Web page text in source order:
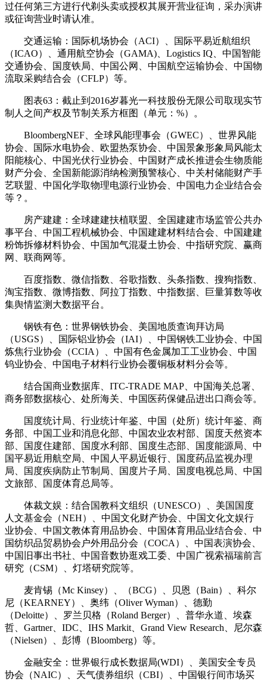
过任何第三方进行代剃头卖或授权其展开营业征询，采办演讲
或征询营业时请认准。
交通运输：国际机场协会（ACI）、国际平易近航组织
（ICAO）、通用航空协会（GAMA)、Logistics IQ、中国智能
交通协会、国度铁局、中国公网、中国航空运输协会、中国物
流取采购结合会（CFLP）等。
图表63：截止到2016岁暮光一科技股份无限公司取现实节
制人之间产权及节制关系方框图（单元：%）。
BloombergNEF、全球风能理事会（GWEC）、世界风能
协会、国际水电协会、欧盟热泵协会、中国景象形象局风能太
阳能核心、中国光伏行业协会、中国财产成长推进会生物质能
财产分会、全国新能源消纳检测预警核心、中关村储能财产手
艺联盟、中国化学取物理电源行业协会、中国电力企业结合会
等？。
房产建建：全球建建扶植联盟、全国建建市场监管公共办
事平台、中国工程机械协会、中国建建材料结合会、中国建建
粉饰拆修材料协会、中国加气混凝土协会、中指研究院、赢商
网、联商网等。
百度指数、微信指数、谷歌指数、头条指数、搜狗指数、
淘宝指数、微博指数、阿拉丁指数、中指数据、巨量算数等收
集舆情监测大数据平台。
钢铁有色：世界钢铁协会、美国地质查询拜访局
（USGS）、国际铝业协会（IAI）、中国钢铁工业协会、中国
炼焦行业协会（CCIA）、中国有色金属加工工业协会、中国
钨业协会、中国电子材料行业协会覆铜板材料分会等。
结合国商业数据库、ITC-TRADE MAP、中国海关总署、
商务部数据核心、处所海关、中国医药保健品进出口商会等。
国度统计局、行业统计年鉴、中国（处所）统计年鉴、商
务部、中国工业和消息化部、中国农业农村部、国度天然资本
部、国度住建部、国度水利部、国度生态部、国度能源局、中
国平易近用航空局、中国人平易近银行、国度药品监视办理
局、国度疾病防止节制局、国度片子局、国度电视总局、中国
文旅部、国度体育总局等。
体裁文娱：结合国教科文组织（UNESCO）、美国国度
人文基金会（NEH）、中国文化财产协会、中国文化文娱行
业协会、中国文教体育用品协会、中国体育用品业结合会、中
国纺织品贸易协会户外用品分会（COCA）、中国表演协会、
中国旧事出书社、中国音数协逛戏工委、中国广视索福瑞前言
研究（CSM）、灯塔研究院等。
麦肯锡（Mc Kinsey）、（BCG）、贝恩（Bain）、科尔
尼（KEARNEY）、奥纬（Oliver Wyman）、德勤
（Deloitte）、罗兰贝格（Roland Berger）、普华永道、埃森
哲、Gartner、IDC、IHS Markit、Grand View Research、尼尔森
（Nielsen）、彭博（Bloomberg）等。
金融安全：世界银行成长数据局(WDI）、美国安全专员
协会（NAIC）、天气债券组织（CBI）、中国银行间市场买